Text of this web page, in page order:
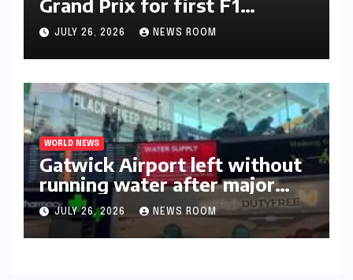
Grand Prix for first F1
triumph in 2026​​
JULY 26, 2026 NEWS ROOM
WORLD NEWS
Gatwick Airport left without
running water after major
outage​​
JULY 26, 2026 NEWS ROOM